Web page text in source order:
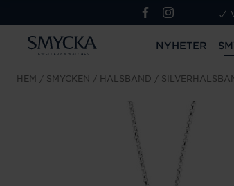
NYHETER
HEM SMYCKEN HALSBAND